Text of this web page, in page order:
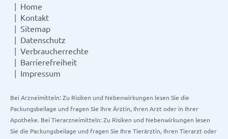
Home
Kontakt
Sitemap
Datenschutz
Verbraucherrechte
Barrierefreiheit
Impressum
Bei Arzneimitteln: Zu Risiken und Nebenwirkungen lesen Sie die
Packungsbeilage und fragen Sie Ihre Ärztin, Ihren Arzt oder in Ihrer
Apotheke. Bei Tierarzneimitteln: Zu Risiken und Nebenwirkungen lesen
Sie die Packungsbeilage und fragen Sie Ihre Tierärztin, Ihren Tierarzt oder